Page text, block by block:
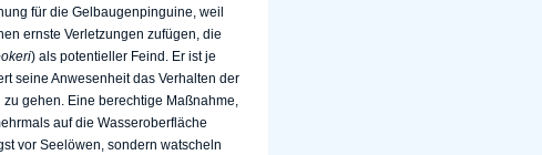
für die Gelbaugenpinguine, weil
ernste Verletzungen zufügen, die
) als potentieller Feind. Er ist je
seine Anwesenheit das Verhalten der
gehen. Eine berechtige Maßnahme,
auf die Wasseroberfläche
vor Seelöwen, sondern watscheln